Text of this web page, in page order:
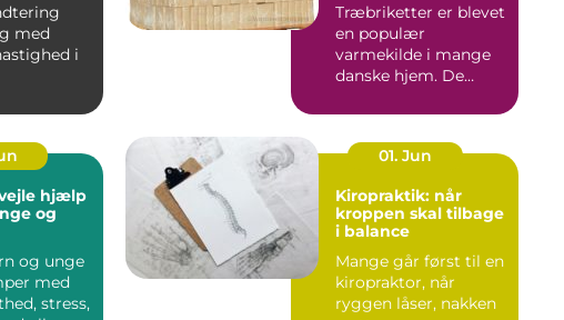
med
i
Træbriketter er blevet
en populær
varmekilde i mange
danske hjem. De
er nemme...
hjælp
og
og unge
med
stress,
01. Jun
Kiropraktik: når
kroppen skal tilbage
i balance
Mange går først til en
kiropraktor, når
ryggen låser, nakken